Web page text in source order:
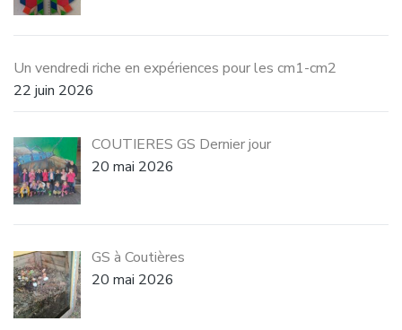
Un vendredi riche en expériences pour les cm1-cm2
22 juin 2026
COUTIERES GS Dernier jour
20 mai 2026
GS à Coutières
20 mai 2026